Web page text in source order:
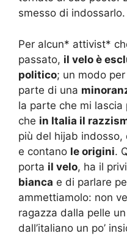
smesso di indossarlo.
Per alcun* attivist*
passato, il velo è
politico; un modo
parte di una
la parte che mi lascia
che in Italia il
più del hijab indosso,
e contano le origini.
porta il velo, ha il
bianca e di parlare
ammettiamolo: non
ragazza dalla pelle un
dall’italiano un po’